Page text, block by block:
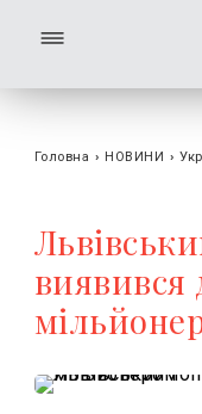
Головна › НОВИНИ ›
виявився